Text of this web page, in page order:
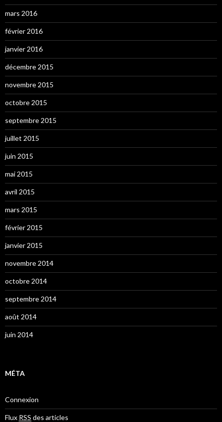
mars 2016
février 2016
janvier 2016
décembre 2015
novembre 2015
octobre 2015
septembre 2015
juillet 2015
juin 2015
mai 2015
avril 2015
mars 2015
février 2015
janvier 2015
novembre 2014
octobre 2014
septembre 2014
août 2014
juin 2014
MÉTA
Connexion
Flux RSS des articles